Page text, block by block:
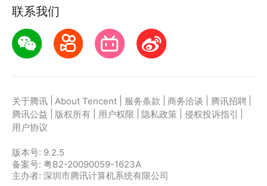
联系我们
关于腾讯 About Tencent 服务条款 商务洽谈 腾讯招聘
腾讯公益
版权所有 用户权限 隐私政策 侵权投诉指引
用户协议
版本号: 9.2.5
备案号: 粤B2-20090059-1623A
主办者: 深圳市腾讯计算机系统有限公司